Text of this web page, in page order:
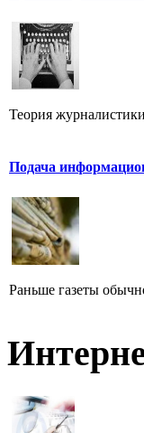
Теория
Подача
Раньше газеты